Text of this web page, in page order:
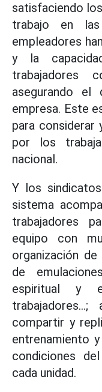
satisfaciendo
trabajo en las
empleadores
y la
trabajadores
asegurando el
empresa. Este
para considerar
por los
nacional.
Y los
sistema
trabajadores
equipo con
organización
de
espiritual y
compartir y
entrenamiento
condiciones
cada unidad.